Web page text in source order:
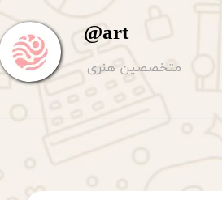
@art
متخصصین هنری